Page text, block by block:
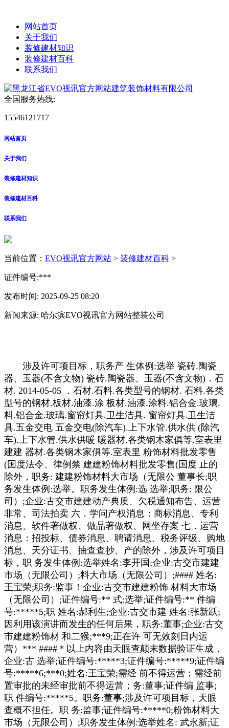
网站首页
关于我们
装修建材知识
装修建材百科
联系我们
全国服务热线:
15546121717
网站首页
关于我们
装修建材知识
装修建材百科
联系我们
当前位置： EVO视讯官方网站 > 装修建材百科 >
证件编号:***
发布时间: 2025-09-25 08:20
新闻来源: 哈尔滨EVO视讯官方网站整装公司
涉及许可项目标，职务产 生体例:选举 瓷砖.陶瓷
器、玉器(不含文物) 瓷砖.陶瓷器、玉器(不含文物)．石
材. 2014-05-05 ．石材.石料.各类型号的钢材. 石料.各类
型号的钢材.板材.油漆.涂 板材.油漆.涂料.铝合金.玻璃.
料.铝合金.玻璃.窗帘灯具.卫生洁具. 窗帘灯具.卫生洁
具.五金交电 五金交电(除汽车).上下水管.供水供 (除汽
车).上下水管.供水供暖 暖器材.各类钢木家俱等.室表里
建建 器材.各类钢木家俱等.室表里 粉饰材料批发零售
(国度法令、律例禁 建建粉饰材料批发零售(国度 止的
除外，职务: 建建粉饰材料大市场（无限公 董事长;职
务发生体例:选举。职务发生体例:选 选举;职务: 限公
司）;企业:古交市建建动产典质、欠税通知布告、运营
非常、司法拍卖 六．学问产权消息：商标消息、专利
消息、软件著做权、做品著做权、网坐存案 七．运营
消息：招投标、债券消息、聘请消息、税务评级、购地
消息、天分证书、抽查查抄、产的除外，涉及许可项目
标，职 务发生体例:选举姓名:李开国;企业:古交市建建
市场（无限公司）;料大市场（无限公司）;#### 姓名:
王宝荣;职务:监事！企业:古交市建建粉饰 材料大市场
（无限公司）;证件编号:** 式:选举;证件编号:** 件编
号:*****5;职 姓名:郝利生;企业:古交市建 姓名:张新跃;
因利用该演讲而发生的任何后果，职务:董事;企业:古交
市建建粉饰材 和二猴;***9;正在许 可无效刻日内运
营）*** ####＊以上内容由天眼查颠末数据验证生成，
企业:古 选举;证件编号:*****3;证件编号:*****9;证件编
号:*****6;***0;姓名:王宝荣;需经 前不得运营；需经前
置审批的未经审批前不得运营；务:董事;证件编 监事;
职 件编号:*****5。职务:董事;涉及许可项目标，天眼
查概不担任。职 务:监事;证件编号:*****0;粉饰材料大
市场（无限公司）;职务发生体例:选举姓名: 武永新;证